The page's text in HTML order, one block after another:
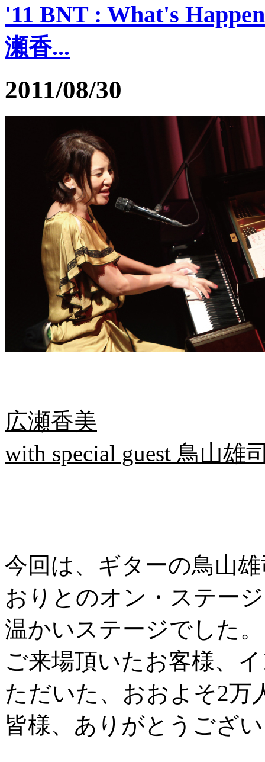
'11 BNT : What's
瀬香...
2011/08/30
広瀬香美
with special guest 鳥山雄
今回は、ギターの鳥山
おりとのオン・ステー
温かいステージでした。
ご来場頂いたお客様、
ただいた、おおよそ2万
皆様、ありがとうござ